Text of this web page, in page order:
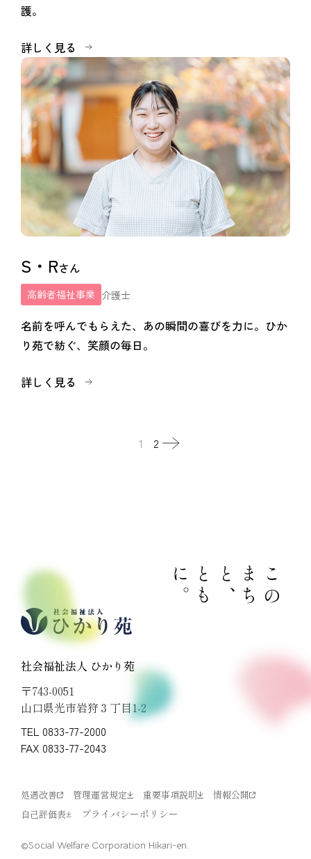
護。
詳しく見る
S・Rさん
高齢者福祉事業 介護士
名前を呼んでもらえた、あの瞬間の喜びを力に。ひか
り苑で紡ぐ、笑顔の毎日。
詳しく見る
1 2
こ
の
ま
ち
と
、
と
も
に
。
社会福祉法人 ひかり苑
〒743-0051
山口県光市岩狩３丁目1-2
TEL 0833-77-2000
FAX 0833-77-2043
処遇改善 管理運営規定 重要事項説明
情報公開
自己評価表
プライバシーポリシー
©Social Welfare Corporation Hikari-en.